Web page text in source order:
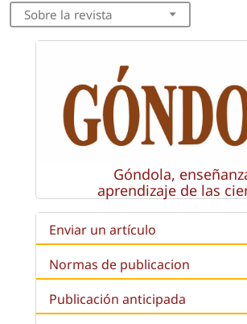
Sobre la revista
Góndola,
aprendizaje de las
Enviar un artículo
Normas de publicacion
Publicación anticipada